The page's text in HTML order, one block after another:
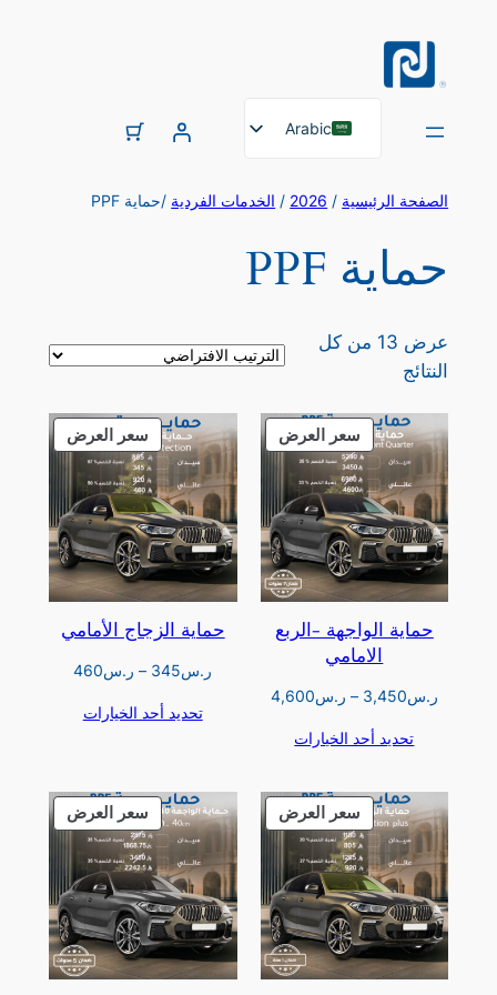
المحتوى
Arabic
الصفحة الرئيسية /
2026
/ الخدمات الفردية /حماية PPF
حماية PPF
عرض ⁦13⁩ من كل
النتائج
سعر العرض منتج
مخفض
حماية الواجهة -الربع
الامامي
ر.س3,450
– ر.س4,600نطاق
خلال
تحديد أحد الخيارات
سعر العرض منتج
مخفض
حماية الزجاج الأمامي
ر.س345
– ر.س460نطاق
⁦ر.س460⁩
تحديد أحد الخيارات
سعر العرض منتج
مخفض
سعر العرض منتج
مخفض